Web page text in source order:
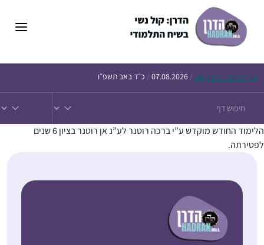
הדף היומי – חולין צט /
07.08.2026
/ כ״ד באב תשפ״ו
הלימוד החודש מוקדש ע”י ברכה רוטנר לע”נ אן רוטנר בציון 6 שנים
לפטירתה.